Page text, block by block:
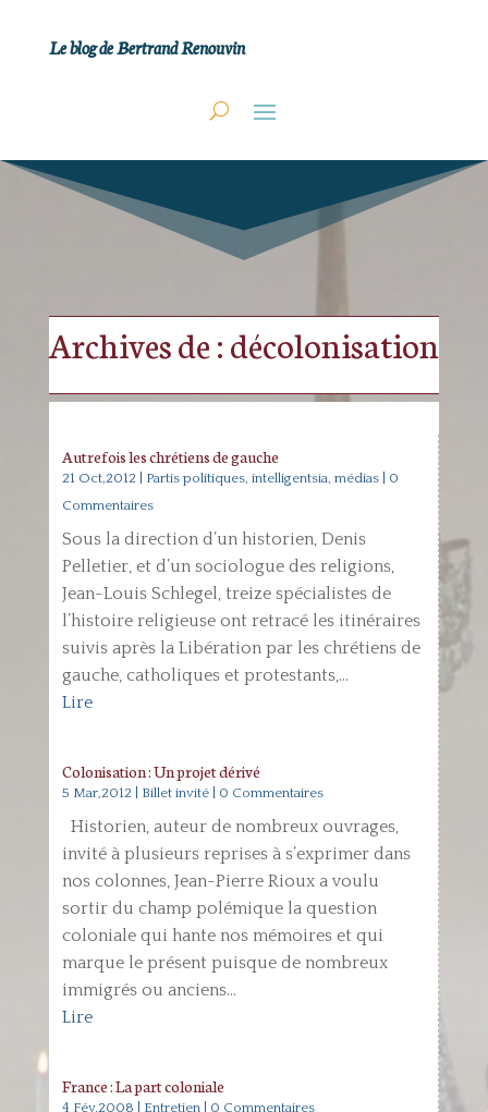
Le blog de Bertrand Renouvin
Archives de : décolonisation
Autrefois les chrétiens de gauche
21 Oct,2012 Partis politiques, intelligentsia, médias| 0
Commentaires
Sous la direction d’un historien, Denis
Pelletier, et d’un sociologue des religions,
Jean-Louis Schlegel, treize spécialistes de
l’histoire religieuse ont retracé les itinéraires
suivis après la Libération par les chrétiens de
gauche, catholiques et protestants,...
Lire
Colonisation : Un projet dérivé
5 Mar,2012 Billet invité| 0 Commentaires
Historien, auteur de nombreux ouvrages,
invité à plusieurs reprises à s’exprimer dans
nos colonnes, Jean-Pierre Rioux a voulu
sortir du champ polémique la question
coloniale qui hante nos mémoires et qui
marque le présent puisque de nombreux
immigrés ou anciens...
Lire
France : La part coloniale
4 Fév,2008 Entretien| 0 Commentaires